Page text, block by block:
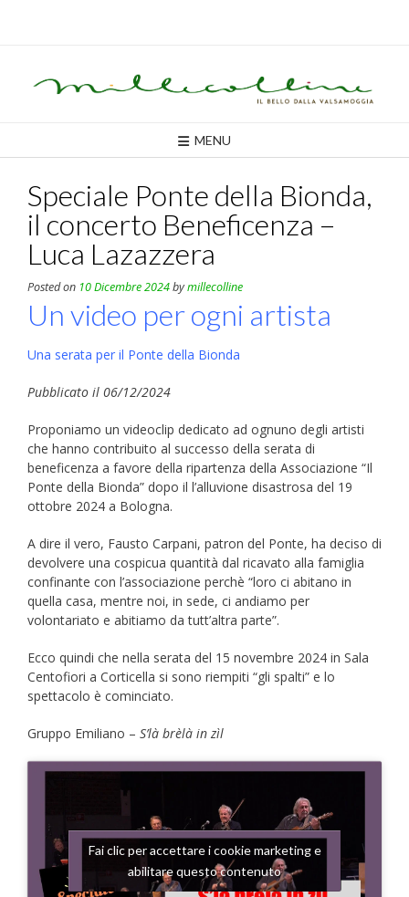
MENU
Speciale Ponte della Bionda,
il concerto Beneficenza –
Luca Lazazzera
Posted on 10 Dicembre 2024bymillecolline
Un video per ogni artista
Una serata per il Ponte della Bionda
Pubblicato il 06/12/2024
Proponiamo un videoclip dedicato ad ognuno degli artisti
che hanno contribuito al successo della serata di
beneficenza a favore della ripartenza della Associazione “Il
Ponte della Bionda” dopo il l’alluvione disastrosa del 19
ottobre 2024 a Bologna.
A dire il vero, Fausto Carpani, patron del Ponte, ha deciso di
devolvere una cospicua quantità dal ricavato alla famiglia
confinante con l’associazione perchè “loro ci abitano in
quella casa, mentre noi, in sede, ci andiamo per
volontariato e abitiamo da tutt’altra parte”.
Ecco quindi che nella serata del 15 novembre 2024 in Sala
Centofiori a Corticella si sono riempiti “gli spalti” e lo
spettacolo è cominciato.
Gruppo Emiliano – S’là brèlà in zìl
Fai clic per accettare i cookie marketing e
abilitare questo contenuto